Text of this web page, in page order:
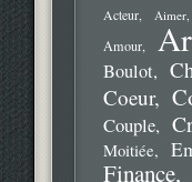
Acteur Aimer
Amour
Boulot
Coeur
Couple
Moitiée
Finance